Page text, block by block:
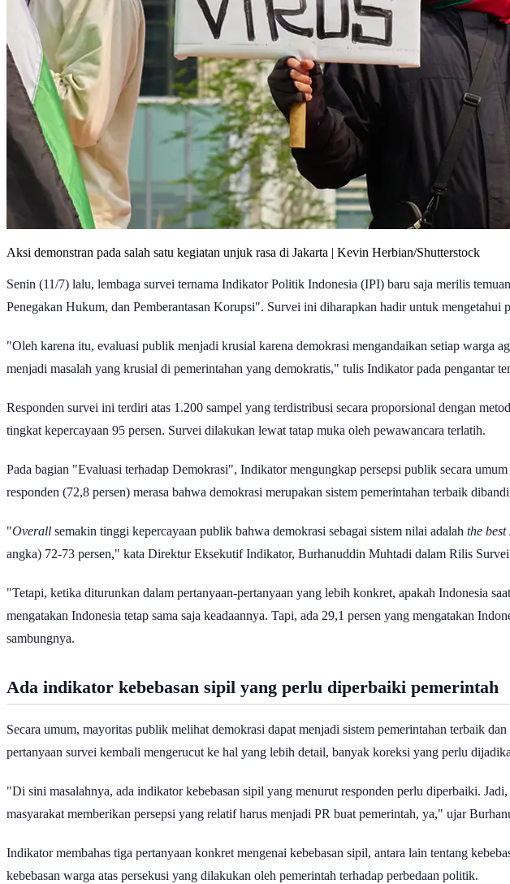
Aksi demonstran pada salah satu kegiatan unjuk rasa di Jakarta | Kevin Herbian/Shutterstock
Senin (11/7) lalu, lembaga survei ternama Indikator Politik Indonesia (IPI) baru saja merilis
Penegakan Hukum, dan Pemberantasan Korupsi". Survei ini diharapkan hadir untuk mengetahui
"Oleh karena itu, evaluasi publik menjadi krusial karena demokrasi mengandaikan setiap
menjadi masalah yang krusial di pemerintahan yang demokratis," tulis Indikator pada pengantar
Responden survei ini terdiri atas 1.200 sampel yang terdistribusi secara proporsional dengan
tingkat kepercayaan 95 persen. Survei dilakukan lewat tatap muka oleh pewawancara terlatih.
Pada bagian "Evaluasi terhadap Demokrasi", Indikator mengungkap persepsi publik secara
responden (72,8 persen) merasa bahwa demokrasi merupakan sistem pemerintahan terbaik
"Overall semakin tinggi kepercayaan publik bahwa demokrasi sebagai sistem nilai adalah the best
angka) 72-73 persen," kata Direktur Eksekutif Indikator, Burhanuddin Muhtadi dalam Rilis
"Tetapi, ketika diturunkan dalam pertanyaan-pertanyaan yang lebih konkret, apakah Indonesia
mengatakan Indonesia tetap sama saja keadaannya. Tapi, ada 29,1 persen yang mengatakan
sambungnya.
Ada indikator kebebasan sipil yang perlu diperbaiki pemerintah
Secara umum, mayoritas publik melihat demokrasi dapat menjadi sistem pemerintahan terbaik
pertanyaan survei kembali mengerucut ke hal yang lebih detail, banyak koreksi yang perlu
"Di sini masalahnya, ada indikator kebebasan sipil yang menurut responden perlu diperbaiki.
masyarakat memberikan persepsi yang relatif harus menjadi PR buat pemerintah, ya," ujar
Indikator membahas tiga pertanyaan konkret mengenai kebebasan sipil, antara lain tentang
kebebasan warga atas persekusi yang dilakukan oleh pemerintah terhadap perbedaan politik.